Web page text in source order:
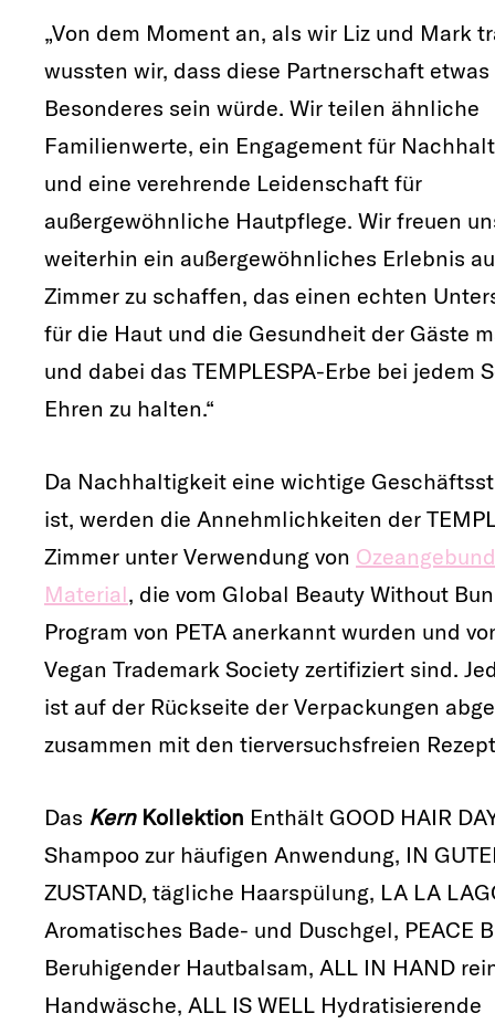
„Von dem Moment an, als wir Liz und Mark
wussten wir, dass diese Partnerschaft etwas
Besonderes sein würde. Wir teilen ähnliche
Familienwerte, ein Engagement für
und eine verehrende Leidenschaft für
außergewöhnliche Hautpflege. Wir freuen
weiterhin ein außergewöhnliches Erlebnis
Zimmer zu schaffen, das einen echten
für die Haut und die Gesundheit der Gäste
und dabei das TEMPLESPA-Erbe bei jedem
Ehren zu halten.“
Da Nachhaltigkeit eine wichtige
ist, werden die Annehmlichkeiten der
Zimmer unter Verwendung von
Material, die vom Global Beauty Without
Program von PETA anerkannt wurden und
Vegan Trademark Society zertifiziert sind.
ist auf der Rückseite der Verpackungen
zusammen mit den tierversuchsfreien
Das KernKollektion Enthält GOOD HAIR
Shampoo zur häufigen Anwendung, IN
ZUSTAND, tägliche Haarspülung, LA LA
Aromatisches Bade- und Duschgel, PEACE
Beruhigender Hautbalsam, ALL IN HAND
Handwäsche, ALL IS WELL Hydratisierende